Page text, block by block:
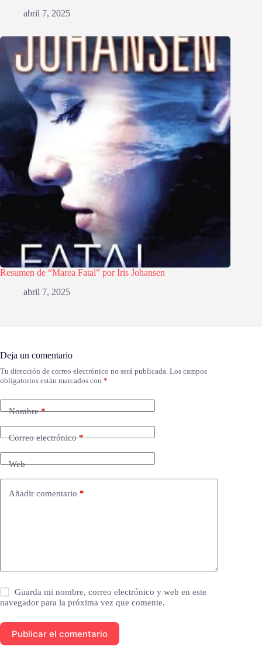
abril 7, 2025
Resumen de “Marea Fatal” por Iris Johansen
abril 7, 2025
Deja un comentario
Tu dirección de correo electrónico no será publicada. Los campos
obligatorios están marcados con *
Nombre*
Correo electrónico*
Web
Añadir comentario *
Guarda mi nombre, correo electrónico y web en este
navegador para la próxima vez que comente.
Publicar el comentario